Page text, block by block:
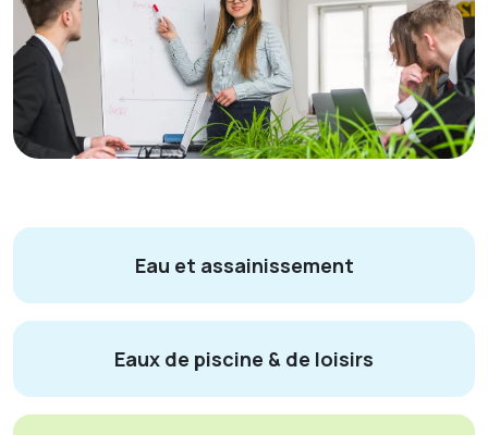
Eau et assainissement
Eaux de piscine & de loisirs